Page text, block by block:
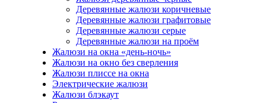
Деревянные жалюзи коричневые
Деревянные жалюзи графитовые
Деревянные жалюзи серые
Деревянные жалюзи на проём
Жалюзи на окна «день-ночь»
Жалюзи на окно без сверления
Жалюзи плиссе на окна
Электрические жалюзи
Жалюзи блэкаут